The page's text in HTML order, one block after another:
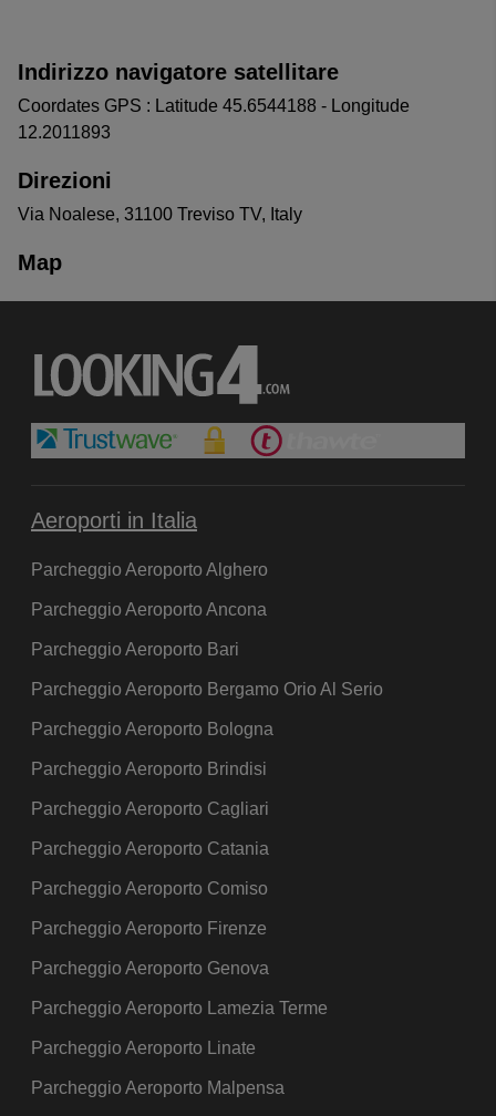
Indirizzo navigatore satellitare
Coordates GPS : Latitude 45.6544188 - Longitude
12.2011893
Direzioni
Via Noalese, 31100 Treviso TV, Italy
Map
Aeroporti in Italia
Parcheggio Aeroporto Alghero
Parcheggio Aeroporto Ancona
Parcheggio Aeroporto Bari
Parcheggio Aeroporto Bergamo Orio Al Serio
Parcheggio Aeroporto Bologna
Parcheggio Aeroporto Brindisi
Parcheggio Aeroporto Cagliari
Parcheggio Aeroporto Catania
Parcheggio Aeroporto Comiso
Parcheggio Aeroporto Firenze
Parcheggio Aeroporto Genova
Parcheggio Aeroporto Lamezia Terme
Parcheggio Aeroporto Linate
Parcheggio Aeroporto Malpensa